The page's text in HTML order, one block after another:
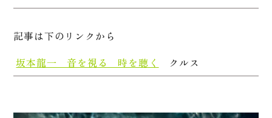
記事は下のリンクから
坂本龍一 音を視る 時を聴く
クルス